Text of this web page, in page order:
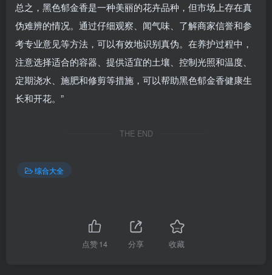
总之，黑色郁金香是一种美丽的花卉品种，但市场上存在真
伪难辨的情况。通过仔细观察、闻气味、了解商家信誉和参
考专业意见等方法，可以有效地识别真伪。在养护过程中，
注意选择适合的容器、提供适宜的土壤、控制光照和温度、
定期浇水、施肥和修剪等措施，可以帮助黑色郁金香健康生
长和开花。”
THE END
综合大全
点赞14 分享 收藏